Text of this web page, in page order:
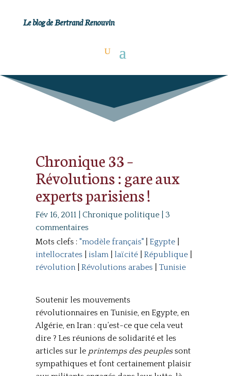
Le blog de Bertrand Renouvin
Chronique 33 –
Révolutions : gare aux
experts parisiens !
Fév 16, 2011| Chronique politique| 3
commentaires
Mots clefs : "modèle français"| Egypte|
intellocrates| islam| laïcité| République|
révolution| Révolutions arabes| Tunisie
Soutenir les mouvements
révolutionnaires en Tunisie, en Egypte, en
Algérie, en Iran : qu’est-ce que cela veut
dire ? Les réunions de solidarité et les
articles sur le printemps des peuplessont
sympathiques et font certainement plaisir